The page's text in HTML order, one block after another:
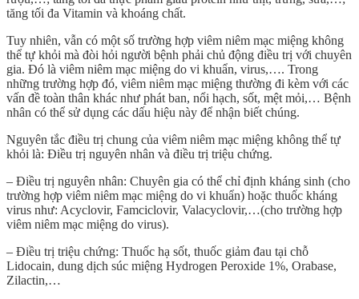
tăng tối đa Vitamin và khoáng chất.
Tuy nhiên, vẫn có một số trường hợp viêm niêm mạc miệng không
thể tự khỏi mà đòi hỏi người bệnh phải chủ động điều trị với chuyên
gia. Đó là viêm niêm mạc miệng do vi khuẩn, virus,…. Trong
những trường hợp đó, viêm niêm mạc miệng thường đi kèm với các
vấn đề toàn thân khác như phát ban, nổi hạch, sốt, mệt mỏi,… Bệnh
nhân có thể sử dụng các dấu hiệu này để nhận biết chúng.
Nguyên tắc điều trị chung của viêm niêm mạc miệng không thể tự
khỏi là: Điều trị nguyên nhân và điều trị triệu chứng.
– Điều trị nguyên nhân: Chuyên gia có thể chỉ định kháng sinh (cho
trường hợp viêm niêm mạc miệng do vi khuẩn) hoặc thuốc kháng
virus như: Acyclovir, Famciclovir, Valacyclovir,…(cho trường hợp
viêm niêm mạc miệng do virus).
– Điều trị triệu chứng: Thuốc hạ sốt, thuốc giảm đau tại chỗ
Lidocain, dung dịch súc miệng Hydrogen Peroxide 1%, Orabase,
Zilactin,…